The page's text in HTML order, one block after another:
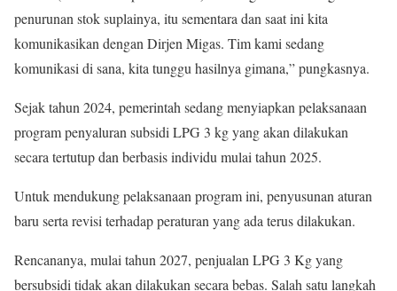
penurunan stok suplainya, itu sementara dan saat ini kita
komunikasikan dengan Dirjen Migas. Tim kami sedang
komunikasi di sana, kita tunggu hasilnya gimana,” pungkasnya.
Sejak tahun 2024, pemerintah sedang menyiapkan pelaksanaan
program penyaluran subsidi LPG 3 kg yang akan dilakukan
secara tertutup dan berbasis individu mulai tahun 2025.
Untuk mendukung pelaksanaan program ini, penyusunan aturan
baru serta revisi terhadap peraturan yang ada terus dilakukan.
Rencananya, mulai tahun 2027, penjualan LPG 3 Kg yang
bersubsidi tidak akan dilakukan secara bebas. Salah satu langkah